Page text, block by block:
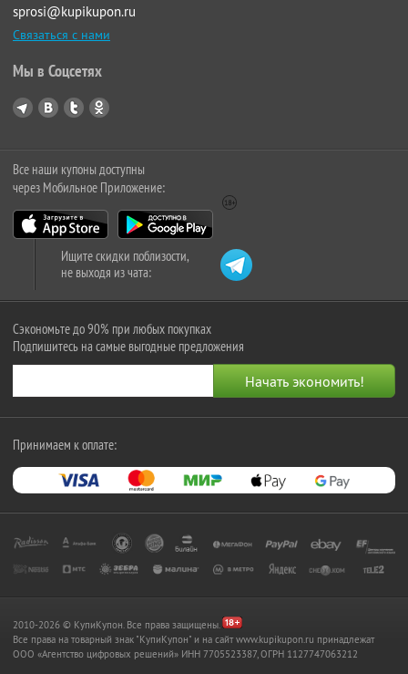
sprosi@kupikupon.ru
Связаться с нами
Мы в Соцсетях
Все наши купоны доступны
через Мобильное Приложение:
Ищите скидки поблизости,
не выходя из чата:
Сэкономьте до 90% при любых покупках
Подпишитесь на самые выгодные предложения
Принимаем к оплате:
2010-2026 © КупиКупон. Все права защищены.
Все права на товарный знак "КупиКупон" и на сайт www.kupikupon.ru принадлежат
OOO «Агентство цифровых решений» ИНН 7705523387, ОГРН 1127747063212